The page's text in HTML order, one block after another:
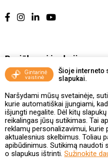
Šioje interneto
slapukai.
Naršydami mūsų svetainėje,
kurie automatiškai įjungiami,
išjungti negalite. Dėl kitų
reikalingas jūsų sutikimas. Tai
reklamų personalizavimui,
aktualesnius skelbimus. Toliau
apibūdinimus. Sutikimą naudoti
o slapukus ištrinti. Sužinokite
Pasiūlymai ir akcijos
Vakcinavimo tvarka ir
Kontaktai ir Karjera
Taisyklės ir politika